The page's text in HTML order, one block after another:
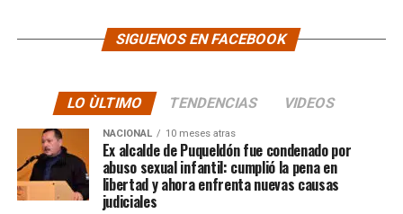
SIGUENOS EN FACEBOOK
LO ÙLTIMO TENDENCIAS VIDEOS
NACIONAL 10 meses atras
Ex alcalde de Puqueldón fue condenado por
abuso sexual infantil: cumplió la pena en
libertad y ahora enfrenta nuevas causas
judiciales